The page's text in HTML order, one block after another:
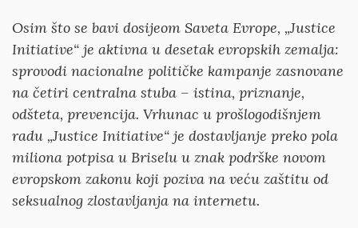
Osim što se bavi dosijeom Saveta Evrope, „Justice
Initiative“ je aktivna u desetak evropskih zemalja:
sprovodi nacionalne političke kampanje zasnovane
na četiri centralna stuba – istina, priznanje,
odšteta, prevencija. Vrhunac u prošlogodišnjem
radu „Justice Initiative“ je dostavljanje preko pola
miliona potpisa u Briselu u znak podrške novom
evropskom zakonu koji poziva na veću zaštitu od
seksualnog zlostavljanja na internetu.